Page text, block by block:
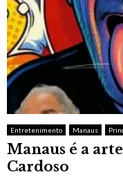
Entretenimento Manaus
Manaus é a
Cardoso